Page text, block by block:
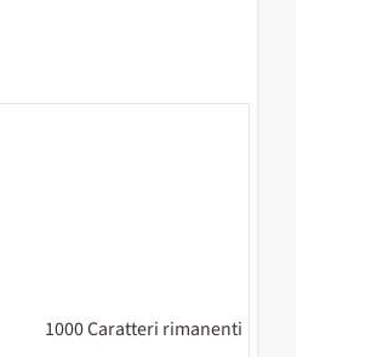
1000Caratteri rimanenti